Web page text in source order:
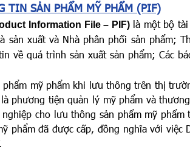
TIN SẢN PHẨM MỸ PHẨM (PIF)
Information File – PIF) là một bộ
sản xuất và Nhà phân phối sản phẩm;
về quá trình sản xuất sản phẩm; Các
mỹ phẩm khi lưu thông trên thị
phương tiện quản lý mỹ phẩm và
cho lưu thông sản phẩm mỹ
phẩm đã được cấp, đồng nghĩa với việc